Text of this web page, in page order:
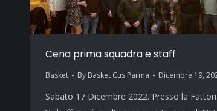
Cena prima squadra e staff
Basket By Basket Cus Parma Dicembre 19,
Sabato 17 Dicembre 2022. Presso la